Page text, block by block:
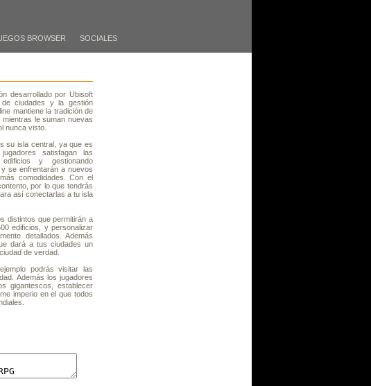
BROWSER SOCIALES
desarrollado por Ubisoft
ciudades y la gestión
mantiene la tradición de
le suman nuevas
nunca visto.
su isla central, ya que es
satisfagan las
y gestionando
se enfrentarán a nuevos
comodidades. Con el
por lo que tendrás
así conectarlas a tu isla
distintos que permitirán a
edificios, y personalizar
detallados. Además
dará a tus ciudades un
de verdad.
podrás visitar las
Además los jugadores
gigantescos, establecer
imperio en el que todos